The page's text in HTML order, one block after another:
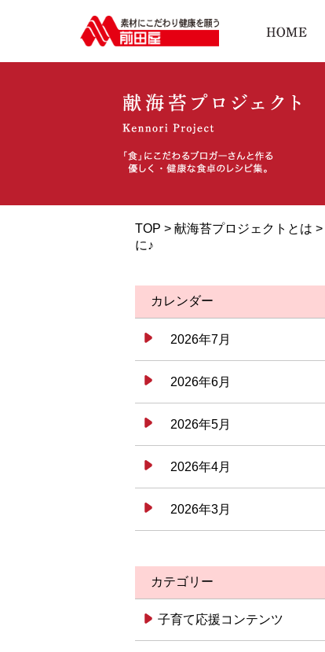
TOP > 献海苔プロジェクトとは >
に♪
カレンダー
2026年7月
2026年6月
2026年5月
2026年4月
2026年3月
カテゴリー
子育て応援コンテンツ